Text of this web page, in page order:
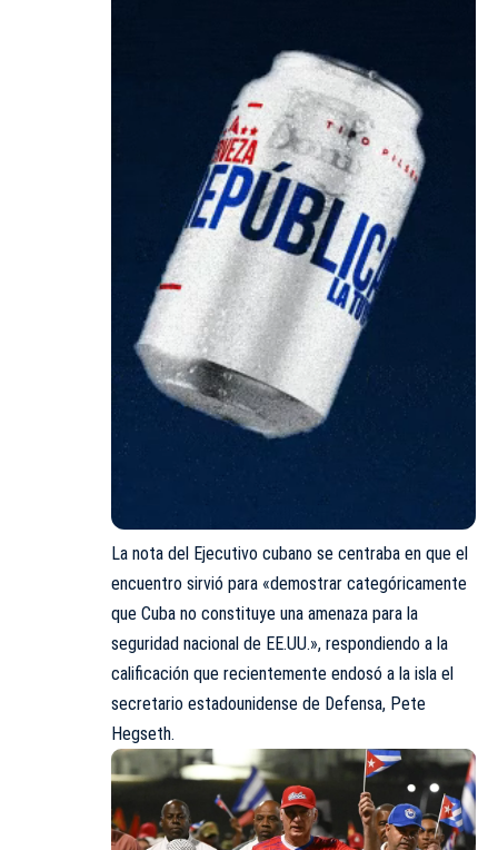
La nota del Ejecutivo cubano se centraba en que el
encuentro sirvió para «demostrar categóricamente
que Cuba no constituye una amenaza para la
seguridad nacional de EE.UU.», respondiendo a la
calificación que recientemente endosó a la isla el
secretario estadounidense de Defensa, Pete
Hegseth.